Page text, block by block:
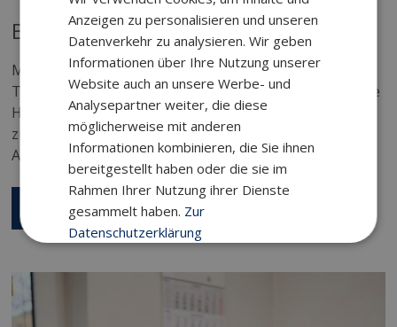
Bequemer Wartungsvertrag
Mit unserem Wartungsvertrag übernehmen wir
Terminplanung und Intervallkontrolle für Ihre jährliche
Heizungswartung. So bleibt Ihre Heiztechnik
zuverlässig, effizient und sicher – ohne zusätzlichen
Aufwand für Sie.
KONTAKT AUFNEHMEN
Anzeigen zu personalisieren und unseren
Datenverkehr zu analysieren. Wir geben
Informationen über Ihre Nutzung unserer
Website auch an unsere Werbe- und
Analysepartner weiter, die diese
möglicherweise mit anderen
Informationen kombinieren, die Sie ihnen
bereitgestellt haben oder die sie im
Rahmen Ihrer Nutzung ihrer Dienste
gesammelt haben. Zur
Datenschutzerklärung
Unbedingt
Performance